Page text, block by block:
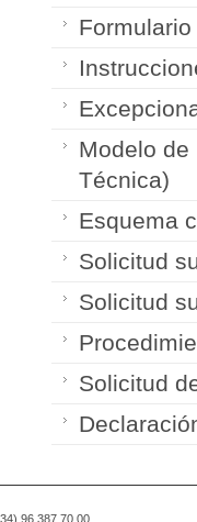
Modelo
Técnica)
Esquema
Solicitud
Solicitud
Solicitud
96 387 70 00